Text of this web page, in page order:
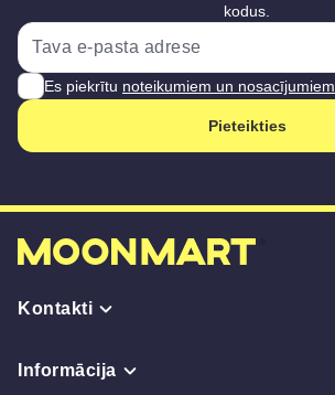
kodus.
Es piekrītu noteikumiem un nosacījumiem
Pieteikties
Kontakti
Informācija